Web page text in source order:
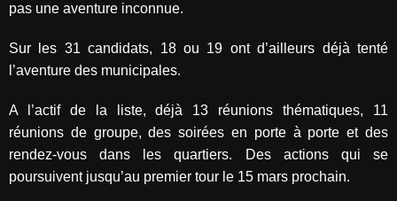
pas une aventure inconnue.
Sur les 31 candidats, 18 ou 19 ont d’ailleurs déjà tenté
l’aventure des municipales.
A l’actif de la liste, déjà 13 réunions thématiques, 11
réunions de groupe, des soirées en porte à porte et des
rendez-vous dans les quartiers. Des actions qui se
poursuivent jusqu’au premier tour le 15 mars prochain.